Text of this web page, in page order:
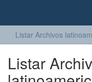
Listar Archivos
Listar